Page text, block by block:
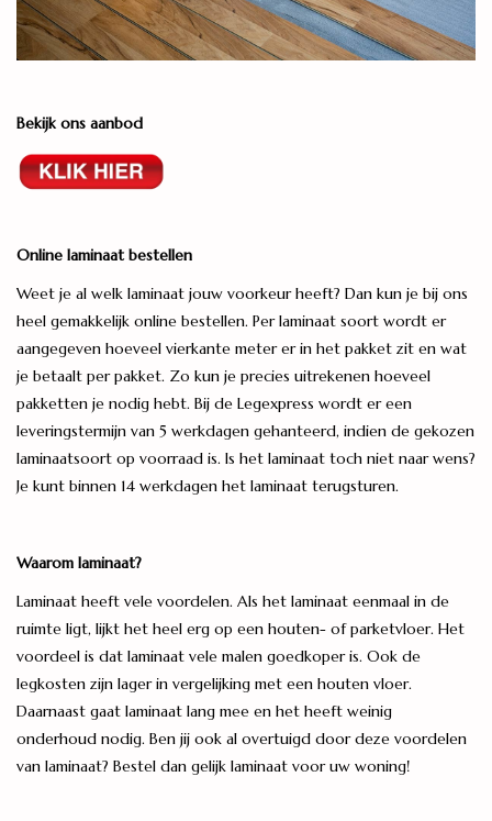
Bekijk ons aanbod
Online laminaat bestellen
Weet je al welk laminaat jouw voorkeur heeft? Dan kun je bij ons
heel gemakkelijk online bestellen. Per laminaat soort wordt er
aangegeven hoeveel vierkante meter er in het pakket zit en wat
je betaalt per pakket. Zo kun je precies uitrekenen hoeveel
pakketten je nodig hebt. Bij de Legexpress wordt er een
leveringstermijn van 5 werkdagen gehanteerd, indien de gekozen
laminaatsoort op voorraad is. Is het laminaat toch niet naar wens?
Je kunt binnen 14 werkdagen het laminaat terugsturen.
Waarom laminaat?
Laminaat heeft vele voordelen. Als het laminaat eenmaal in de
ruimte ligt, lijkt het heel erg op een houten- of parketvloer. Het
voordeel is dat laminaat vele malen goedkoper is. Ook de
legkosten zijn lager in vergelijking met een houten vloer.
Daarnaast gaat laminaat lang mee en het heeft weinig
onderhoud nodig. Ben jij ook al overtuigd door deze voordelen
van laminaat? Bestel dan gelijk laminaat voor uw woning!